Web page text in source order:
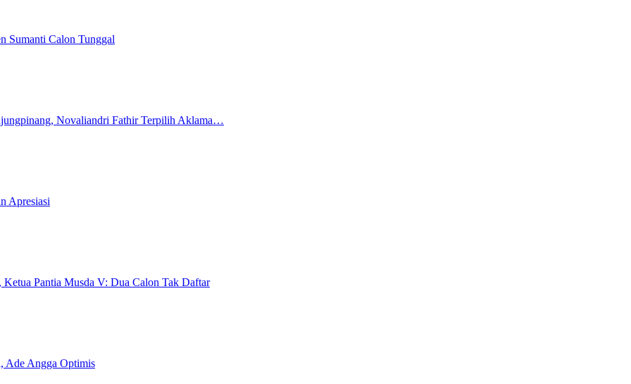
Sumanti Calon Tunggal
Novaliandri Fathir Terpilih Aklama…
Apresiasi
Pantia Musda V: Dua Calon Tak Daftar
Ade Angga Optimis